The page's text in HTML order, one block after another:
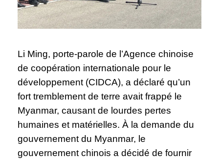
Li Ming, porte-parole de l’Agence chinoise
de coopération internationale pour le
développement (CIDCA), a déclaré qu’un
fort tremblement de terre avait frappé le
Myanmar, causant de lourdes pertes
humaines et matérielles. À la demande du
gouvernement du Myanmar, le
gouvernement chinois a décidé de fournir